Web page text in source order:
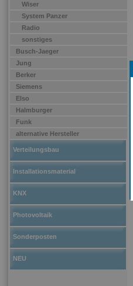
Wiser
System Panzer
Radio
sonstiges
Busch-Jaeger
Jung
Berker
Siemens
Elso
Halmburger
Funk
alternative Hersteller
Verteilungsbau
Installationsmaterial
KNX
Photovoltaik
Sonderposten
NEU